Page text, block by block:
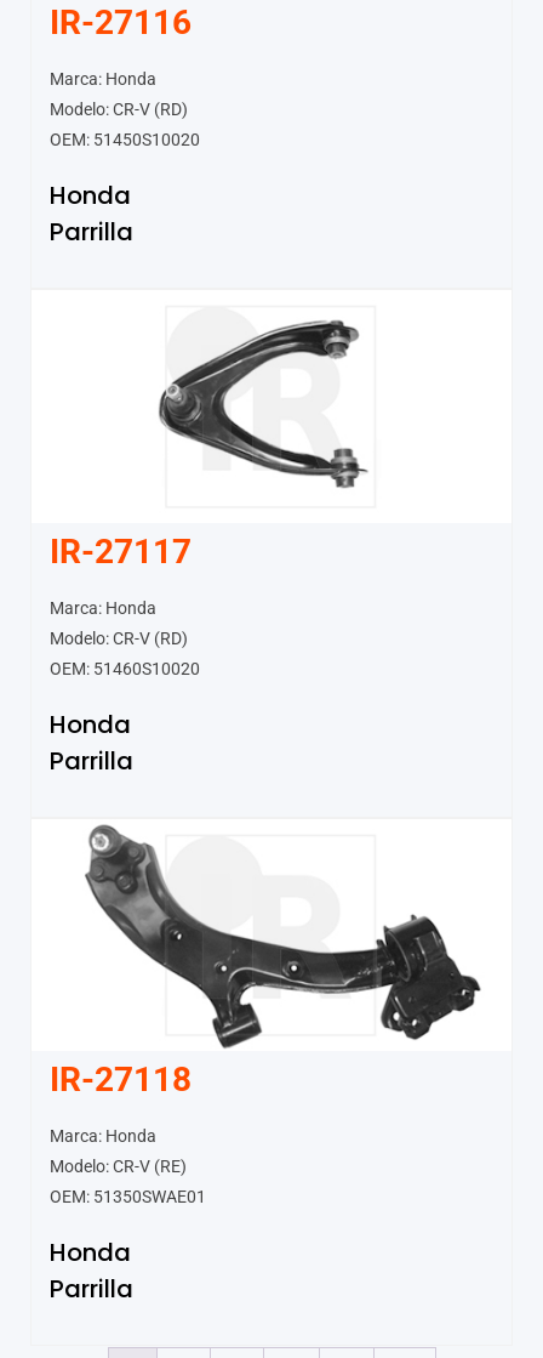
IR-27116
Marca: Honda
Modelo: CR-V (RD)
OEM: 51450S10020
Honda
Parrilla
IR-27117
Marca: Honda
Modelo: CR-V (RD)
OEM: 51460S10020
Honda
Parrilla
IR-27118
Marca: Honda
Modelo: CR-V (RE)
OEM: 51350SWAE01
Honda
Parrilla